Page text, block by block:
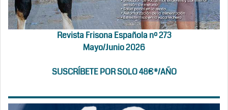
Revista Frisona Española nº 273
Mayo/Junio 2026
SUSCRÍBETE POR SOLO 48€*/AÑO